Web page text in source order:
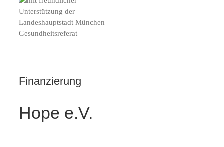
Finanzierung
Hope e.V.